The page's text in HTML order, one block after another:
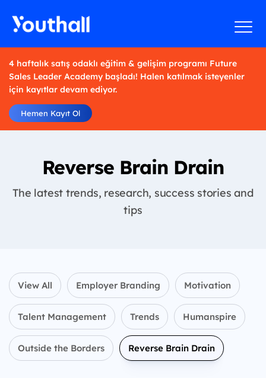
4 haftalık satış odaklı eğitim & gelişim programı Future
Sales Leader Academy başladı! Halen katılmak isteyenler
için kayıtlar devam ediyor.
Hemen Kayıt Ol
Reverse Brain Drain
The latest trends, research, success stories and
tips
View All Employer Branding Motivation
Talent Management Trends Humanspire
Outside the Borders Reverse Brain Drain